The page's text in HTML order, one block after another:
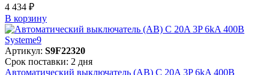
4 434 ₽
В корзинy
Артикул: S9F22320
Срок поставки: 2 дня
Автоматический выключатель (АВ) C 20A 3P 6kA 400В